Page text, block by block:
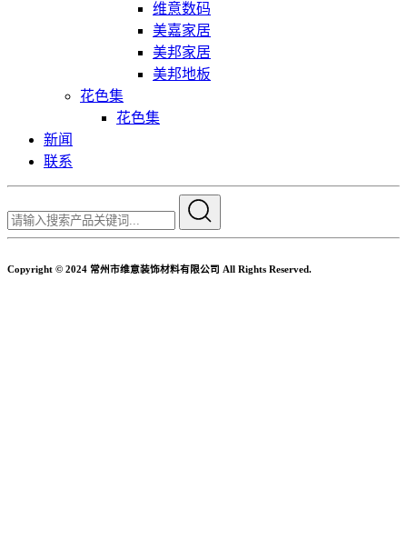
维意数码
美嘉家居
美邦家居
美邦地板
花色集
花色集
新闻
联系
Copyright © 2024 常州市维意装饰材料有限公司 All Rights Reserved.